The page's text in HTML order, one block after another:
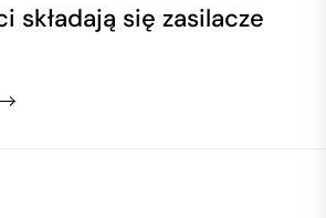
składają się zasilacze